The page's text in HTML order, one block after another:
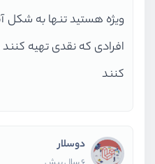
ویژه هستید تنها به شکل
افرادی که نقدی تهیه کنند
کنند
دوسلار